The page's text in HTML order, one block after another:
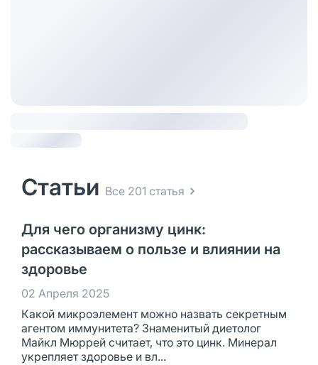
Статьи Все 201 статья
Для чего организму цинк:
рассказываем о пользе и влиянии на
здоровье
02 Апреля 2025
Какой микроэлемент можно назвать секретным
агентом иммунитета? Знаменитый диетолог
Майкл Мюррей считает, что это цинк. Минерал
укрепляет здоровье и вл...